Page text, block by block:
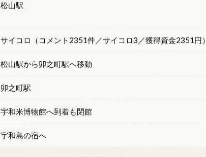
松山駅
サイコロ（コメント2351件／サイコロ3／獲得資金2351円）
松山駅から卯之町駅へ移動
卯之町駅
宇和米博物館へ到着も閉館
宇和島の宿へ